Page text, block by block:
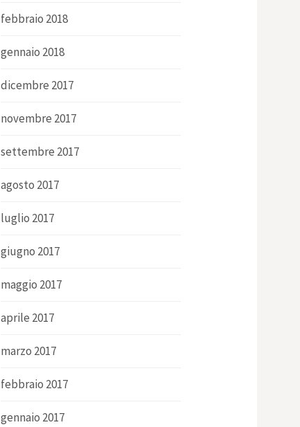
febbraio 2018
gennaio 2018
dicembre 2017
novembre 2017
settembre 2017
agosto 2017
luglio 2017
giugno 2017
maggio 2017
aprile 2017
marzo 2017
febbraio 2017
gennaio 2017